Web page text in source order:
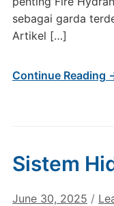
sebagai garda
Artikel […]
Continue Reading
Sistem
June 30, 2025 /